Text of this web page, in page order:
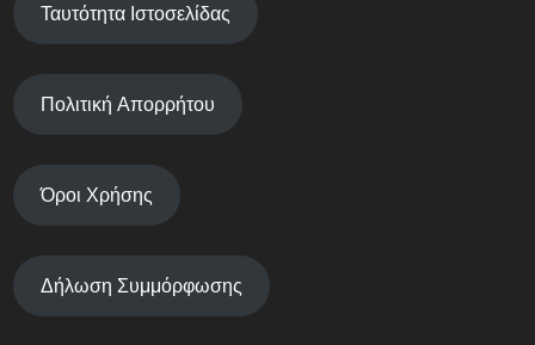
Ταυτότητα Ιστοσελίδας
Πολιτική Απορρήτου
Όροι Χρήσης
Δήλωση Συμμόρφωσης